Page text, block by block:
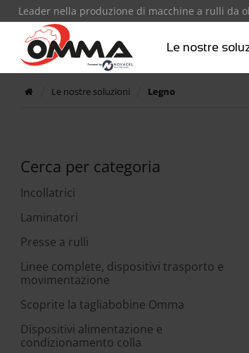
Leader nella produzione di macchine a rulli da
Le nostre
Le nostre soluzioni Legno
Cerca per categoria
Incollatrici
Laminatori
Presse a rulli
Linee complete, dispositivi trasporto e
movimentazione
Scoprite la tagliabobine Omma
Dispositivi alimentazione e
condizionamento colla